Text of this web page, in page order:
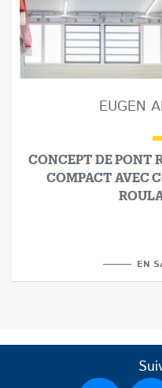
EUGEN
CONCEPT DE PONT
COMPACT AVEC
EN